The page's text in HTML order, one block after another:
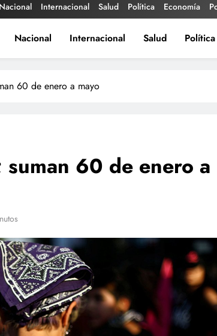
Nacional Internacional Salud Política Economía
Nacional Internacional Salud Política
60 de enero a mayo
60 de enero a
sandbox
plan
Investigan a sujeto que
cerveza a un caballo en